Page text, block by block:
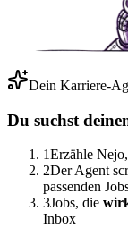
Dein Karriere-
Du suchst
1Erzähle
2Der Agent
passenden
3Jobs, die
Inbox